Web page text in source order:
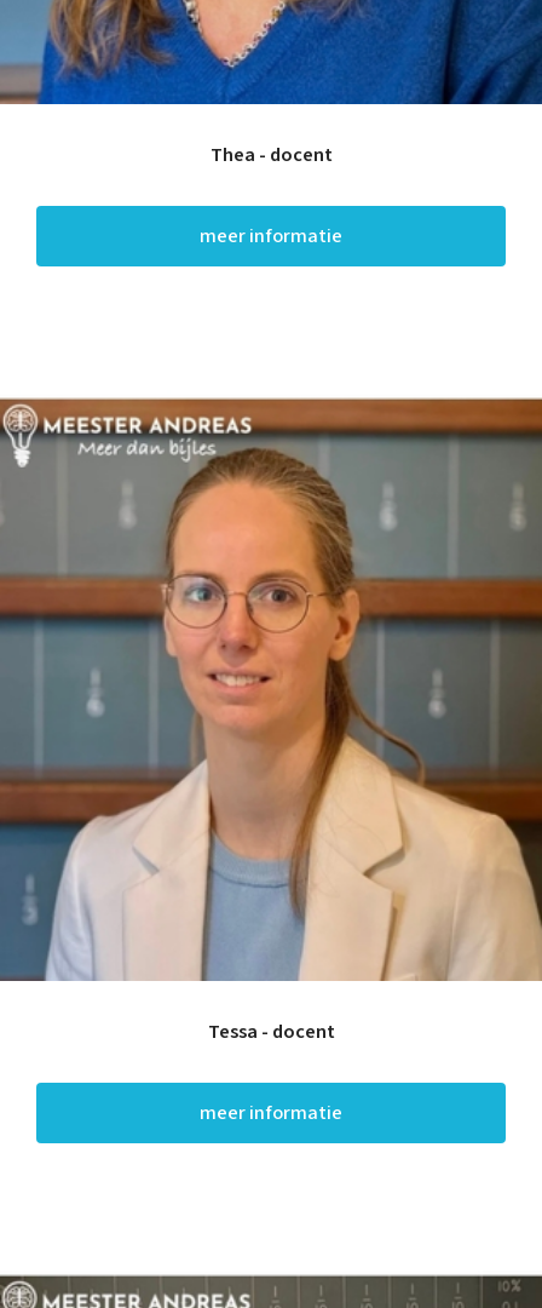
Contact
Over ons
FAQ
Scholen en
zorginstellingen
Download de App
Tarieven
Vacatures
Training
Leren leren |
Studievaardigheden,
planning & motivatie
Werkgeheugen verbeteren
Concentratie verbeteren
& ADD
Overprikkeling
verminderen met
neurofeedback | HSP
Onderzoek
Rekenen
Spelling
Technisch lezen
Begrijpend lezen
Intelligentie
Leerpotentie
Leerstrategieën
Beroepskeuzetest
Thea - docent
meer informatie
Tessa - docent
meer informatie